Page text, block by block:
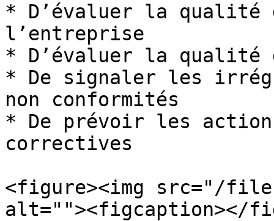
* D’évaluer la qualité
l’entreprise
* D’évaluer la qualité
* De signaler les
non conformités
* De prévoir les
correctives
<figure><img src="/files/
alt=""><figcaption></